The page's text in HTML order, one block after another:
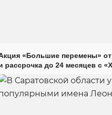
«Большие перемены»
рассрочка до 24 месяцев с